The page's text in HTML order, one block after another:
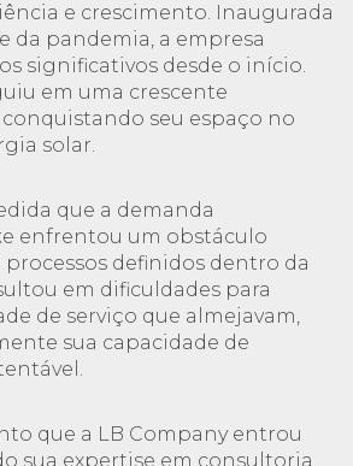
e crescimento. Inaugurada
da pandemia, a empresa
significativos desde o início.
em uma crescente
seu espaço no
solar.
que a demanda
enfrentou um obstáculo
processos definidos dentro da
em dificuldades para
de serviço que almejavam,
sua capacidade de
que a LB Company entrou
sua expertise em consultoria